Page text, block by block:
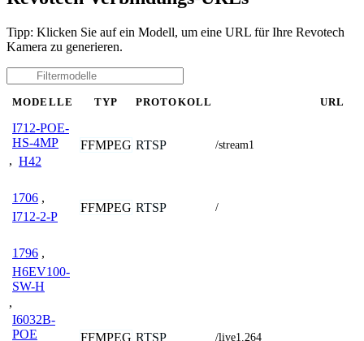
Tipp: Klicken Sie auf ein Modell, um eine URL für Ihre Revotech
Kamera zu generieren.
MODELLE TYP PROTOKOLL URL
I712-POE-
HS-4MP
, H42
FFMPEG RTSP /stream1
1706 ,
I712-2-P
FFMPEG RTSP /
1796 ,
H6EV100-
SW-H
,
I6032B-
POE
FFMPEG RTSP /live1.264